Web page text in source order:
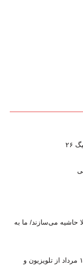
حاشیه می‌سازند/ ما به
پخش زنده برنامه‌های ورزشی امروز جمعه ۱۶ مرداد از تلویزیون و